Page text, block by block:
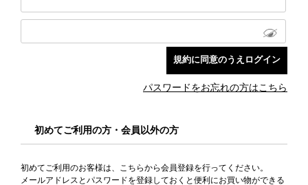
パスワードをお忘れの方はこちら
初めてご利用の方・会員以外の方
初めてご利用のお客様は、こちらから会員登録を行ってください。
メールアドレスとパスワードを登録しておくと便利にお買い物ができる